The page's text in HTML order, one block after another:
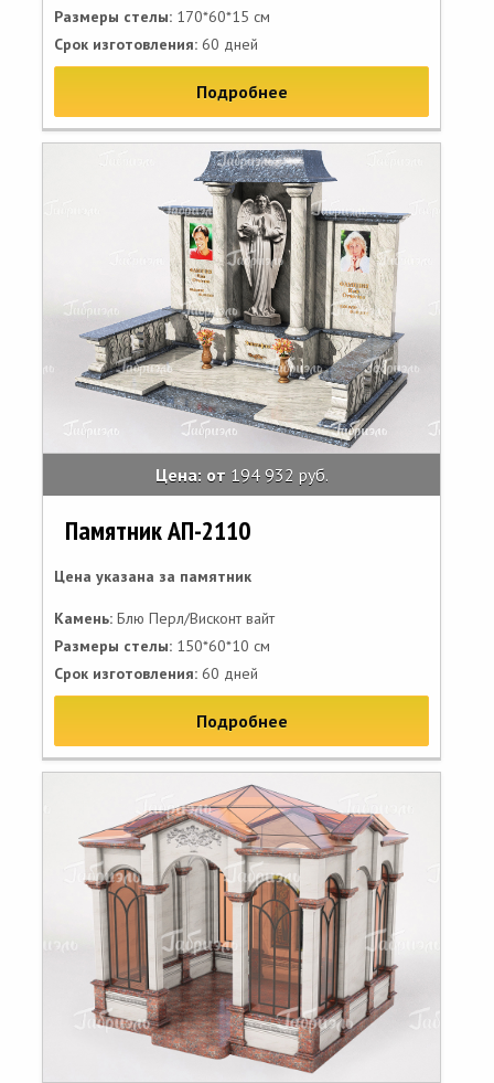
Размеры стелы: 170*60*15 см
Срок изготовления: 60 дней
Подробнее
Цена: от 194 932 руб.
Памятник АП-2110
Цена указана за памятник
Камень: Блю Перл/Висконт вайт
Размеры стелы: 150*60*10 см
Срок изготовления: 60 дней
Подробнее